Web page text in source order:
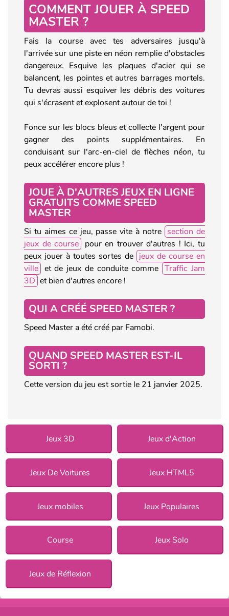
COMMENT JOUER À SPEED
MASTER ?
Fais la course avec tes adversaires jusqu'à
l'arrivée sur une piste en néon remplie d'obstacles
dangereux. Esquive les plaques d'acier qui se
balancent, les pointes et autres barrages mortels.
Tu devras aussi esquiver les débris des voitures
qui s'écrasent et explosent autour de toi !
Fonce sur les blocs bleus et collecte l'argent pour
gagner des points supplémentaires. En
conduisant sur l'arc-en-ciel de flèches néon, tu
peux accélérer encore plus !
JOUE À D'AUTRES JEUX EN LIGNE
GRATUITS COMME SPEED
MASTER
Si tu aimes ce jeu, passe vite à notre section de
jeux de course pour en trouver d'autres ! Ici, tu
peux jouer à toutes sortes de jeux de course en
ville et de jeux de conduite comme Traffic Jam
3D et bien d'autres encore !
QUI A CRÉÉ SPEED MASTER ?
Speed Master a été créé par Famobi.
QUAND SPEED MASTER EST-IL
SORTI ?
Cette version du jeu est sortie le 21 janvier 2025.
Jeux 3D Jeux d'Action
Jeux De Voitures Jeux HTML5
Jeux mobiles Jeux Populaires
Course Jeux Solo
Jeux de Réflexion